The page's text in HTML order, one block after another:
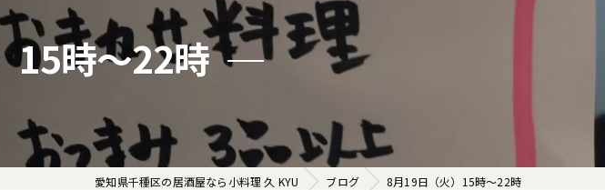
15時〜22時
愛知県千種区の居酒屋なら小料理 久 KYU ブログ 8月19日（火）15時〜22時